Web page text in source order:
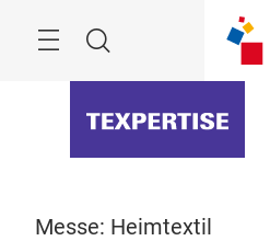
Suche
Messe: Heimtextil